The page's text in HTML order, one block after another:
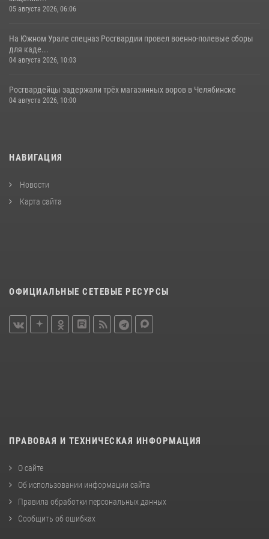
05 августа 2026, 06:06
На Южном Урале спецназ Росгвардии провел военно-полевые сборы
для каде...
04 августа 2026, 10:03
Росгвардейцы задержали трёх магазинных воров в Челябинске
04 августа 2026, 10:00
НАВИГАЦИЯ
Новости
Карта сайта
ОФИЦИАЛЬНЫЕ СЕТЕВЫЕ РЕСУРСЫ
ПРАВОВАЯ И ТЕХНИЧЕСКАЯ ИНФОРМАЦИЯ
О сайте
Об использовании информации сайта
Правила обработки персональных данных
Сообщить об ошибках